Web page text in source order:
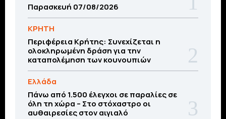
Παρασκευή 07/08/2026
ΚΡΗΤΗ
Περιφέρεια Κρήτης: Συνεχίζεται η
ολοκληρωμένη δράση για την
καταπολέμηση των κουνουπιών
Ελλάδα
Πάνω από 1.500 έλεγχοι σε παραλίες σε
όλη τη χώρα – Στο στόχαστρο οι
αυθαιρεσίες στον αιγιαλό